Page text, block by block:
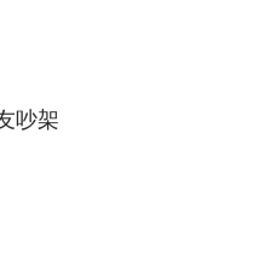
吵架